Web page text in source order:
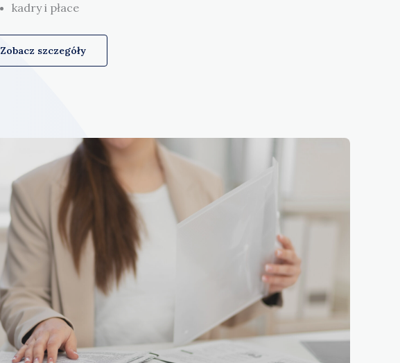
kadry i płace
Zobacz szczegóły